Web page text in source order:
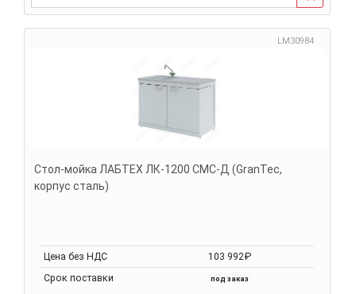
LM30984
Стол-мойка ЛАБТЕХ ЛК-1200 СМС-Д (GranTec,
корпус сталь)
Цена без НДС
103 992₽
Срок поставки
под заказ